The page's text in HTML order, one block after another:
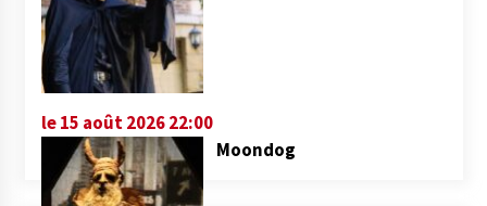
le 15 août 2026 22:00
Moondog